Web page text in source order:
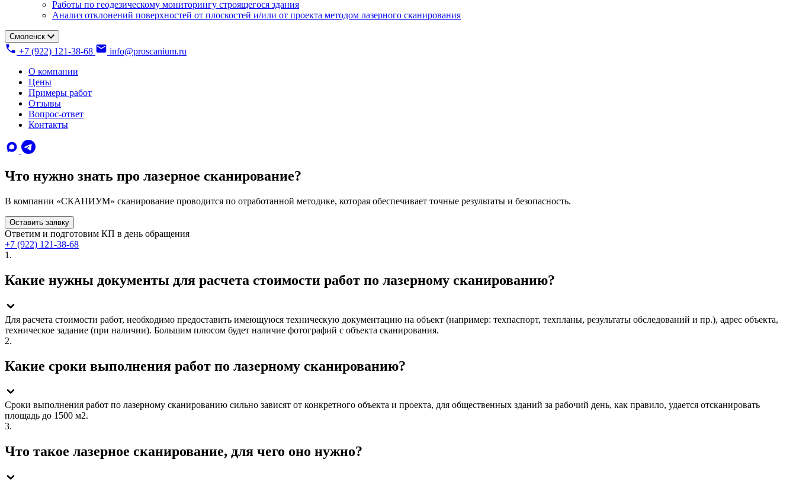
Работы по геодезическому мониторингу строящегося здания
Анализ отклонений поверхностей от плоскостей и/или от проекта методом лазерного сканирования
Смоленск
+7 (922) 121-38-68
info@proscanium.ru
О компании
Цены
Примеры работ
Отзывы
Вопрос-ответ
Контакты
Что нужно знать про лазерное сканирование?
В компании «СКАНИУМ» сканирование проводится по отработанной методике, которая обеспечивает точные результаты и безопасность.
Оставить заявку
Ответим и подготовим КП в день обращения
+7 (922) 121-38-68
1.
Какие нужны документы для расчета стоимости работ по лазерному сканированию?
Для расчета стоимости работ, необходимо предоставить имеющуюся техническую документацию на объект (например: техпаспорт, техпланы, результаты обследований и пр.), адрес объекта,
техническое задание (при наличии). Большим плюсом будет наличие фотографий с объекта сканирования.
2.
Какие сроки выполнения работ по лазерному сканированию?
Сроки выполнения работ по лазерному сканированию сильно зависят от конкретного объекта и проекта, для общественных зданий за рабочий день, как правило, удается отсканировать
площадь до 1500 м2.
3.
Что такое лазерное сканирование, для чего оно нужно?